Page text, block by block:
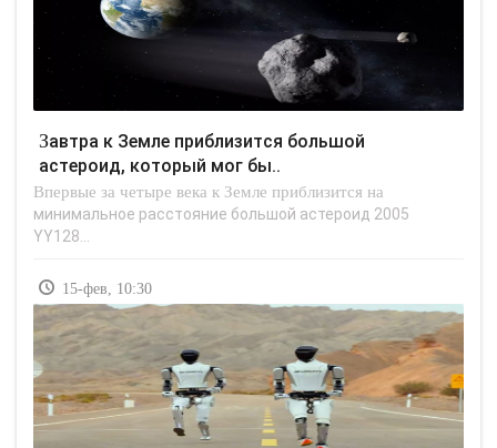
Завтра к Земле приблизится большой
астероид, который мог бы..
Впервые за четыре века к Земле приблизится на
минимальное расстояние большой астероид 2005
YY128...
15-фев, 10:30